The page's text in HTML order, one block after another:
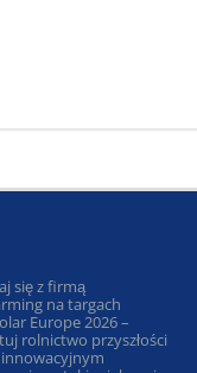
się z firmą
na targach
Europe 2026 –
rolnictwo przyszłości